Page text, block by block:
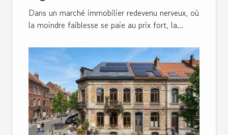
insoupçonné
Dans un marché immobilier redevenu nerveux, où
la moindre faiblesse se paie au prix fort, la...